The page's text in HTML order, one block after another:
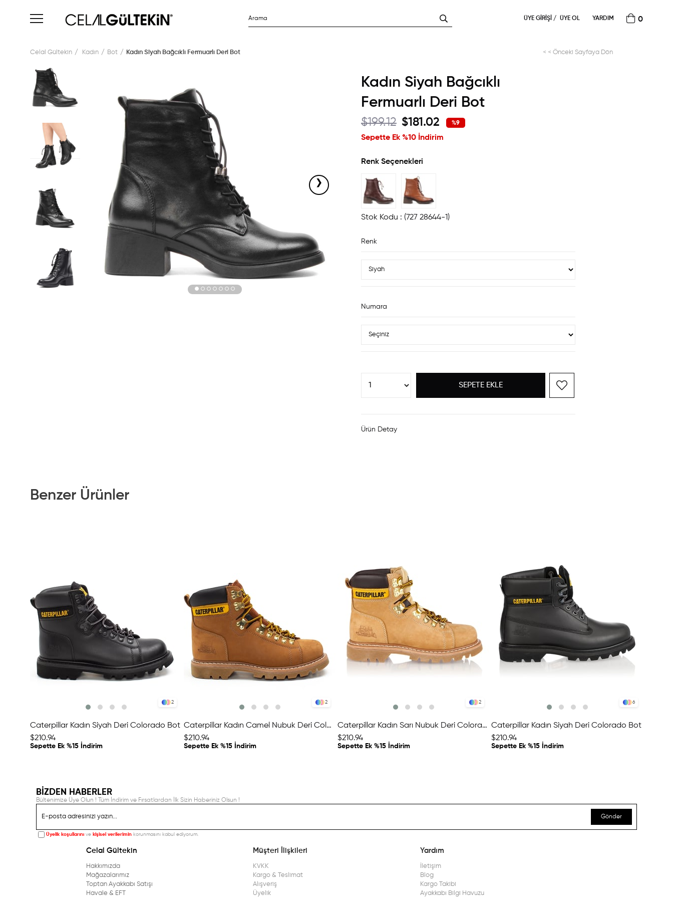
0
YARDIM
ÜYE GIRIŞI ÜYE OL
Celal Gültekin Kadın Bot Kadın Siyah Bağcıklı Fermuarlı Deri Bot < < Önceki Sayfaya Dön
›
Kadın Siyah Bağcıklı
Fermuarlı Deri Bot
$199.12 $181.02
Sepette Ek %10 İndirim
%9
Renk Seçenekleri
Stok Kodu (727 28644-1)
Renk
Numara
Ürün Detay
Benzer Ürünler
2
Caterpillar Kadın Siyah Deri Colorado Bot
$210.94
Sepette Ek %15 İndirim
2
Caterpillar Kadın Camel Nubuk Deri Colorado Bot
$210.94
Sepette Ek %15 İndirim
2
Caterpillar Kadın Sarı Nubuk Deri Colorado Bot
$210.94
Sepette Ek %15 İndirim
6
Caterpillar Kadın Siyah Deri Colorado Bot
$210.94
Sepette Ek %15 İndirim
BİZDEN HABERLER
Bültenimize Üye Olun ! Tüm İndirim ve Fırsatlardan İlk Sizin Haberiniz Olsun !
Gönder
Üyelik koşullarını ve kişisel verilerimin korunmasını kabul ediyorum.
Celal Gültekin
Hakkımızda
Mağazalarımız
Toptan Ayakkabı Satışı
Havale & EFT
Müşteri İlişkileri
KVKK
Kargo & Teslimat
Alışveriş
Üyelik
Yardım
İletişim
Blog
Kargo Takibi
Ayakkabı Bilgi Havuzu